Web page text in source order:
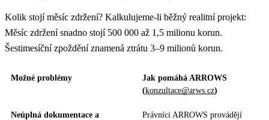
Kolik stojí měsíc zdržení? Kalkulujeme-li běžný realitní projekt:
Měsíc zdržení snadno stojí 500 000 až 1,5 milionu korun.
Šestimesíční zpoždění znamená ztrátu 3–9 milionů korun.
Možné problémy
Jak pomáhá ARROWS
(konzultace@arws.cz)
Neúplná dokumentace a
Právníci ARROWS provádějí